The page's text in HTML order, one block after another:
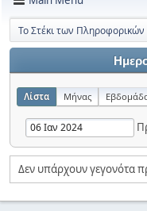
Το Στέκι των Πληροφορικών
Λίστα Μήνας
Δεν υπάρχουν γεγονότα